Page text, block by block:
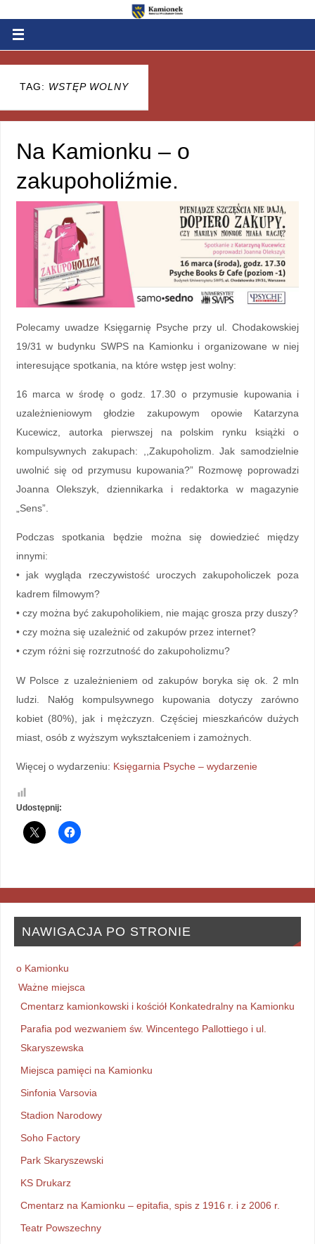
TAG: WSTĘP WOLNY
Na Kamionku – o
zakupoholiźmie.
Polecamy uwadze Księgarnię Psyche przy ul. Chodakowskiej
19/31 w budynku SWPS na Kamionku i organizowane w niej
interesujące spotkania, na które wstęp jest wolny:
16 marca w środę o godz. 17.30 o przymusie kupowania i
uzależnieniowym głodzie zakupowym opowie Katarzyna
Kucewicz, autorka pierwszej na polskim rynku książki o
kompulsywnych zakupach: ,,Zakupoholizm. Jak samodzielnie
uwolnić się od przymusu kupowania?” Rozmowę poprowadzi
Joanna Olekszyk, dziennikarka i redaktorka w magazynie
„Sens”.
Podczas spotkania będzie można się dowiedzieć między
innymi:
• jak wygląda rzeczywistość uroczych zakupoholiczek poza
kadrem filmowym?
• czy można być zakupoholikiem, nie mając grosza przy duszy?
• czy można się uzależnić od zakupów przez internet?
• czym różni się rozrzutność do zakupoholizmu?
W Polsce z uzależnieniem od zakupów boryka się ok. 2 mln
ludzi. Nałóg kompulsywnego kupowania dotyczy zarówno
kobiet (80%), jak i mężczyzn. Częściej mieszkańców dużych
miast, osób z wyższym wykształceniem i zamożnych.
Więcej o wydarzeniu: Księgarnia Psyche – wydarzenie
Udostępnij:
NAWIGACJA PO STRONIE
o Kamionku
Ważne miejsca
Cmentarz kamionkowski i kościół Konkatedralny na Kamionku
Parafia pod wezwaniem św. Wincentego Pallottiego i ul.
Skaryszewska
Miejsca pamięci na Kamionku
Sinfonia Varsovia
Stadion Narodowy
Soho Factory
Park Skaryszewski
KS Drukarz
Cmentarz na Kamionku – epitafia, spis z 1916 r. i z 2006 r.
Teatr Powszechny